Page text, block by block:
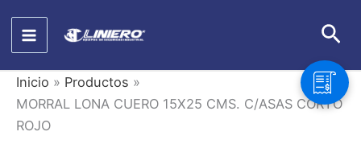
contenido
Inicio
Productos
MORRAL LONA CUERO 15X25 CMS. C/ASAS CORTO
ROJO